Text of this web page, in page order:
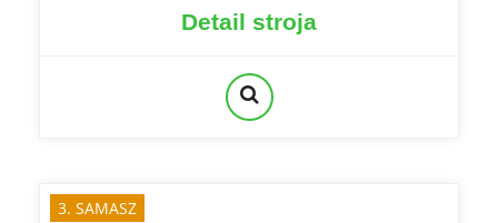
Detail stroja
3. SAMASZ